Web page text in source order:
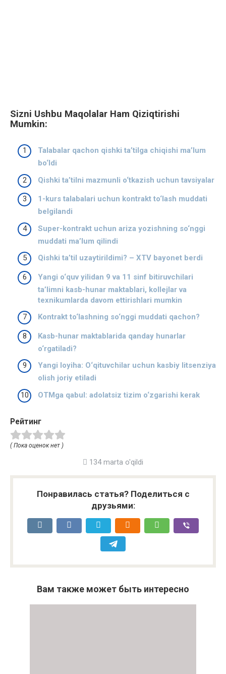
Sizni Ushbu Maqolalar Ham Qiziqtirishi
Mumkin:
Talabalar qachon qishki ta’tilga chiqishi ma’lum
bo‘ldi
Qishki ta’tilni mazmunli o‘tkazish uchun tavsiyalar
1-kurs talabalari uchun kontrakt to‘lash muddati
belgilandi
Super-kontrakt uchun ariza yozishning so‘nggi
muddati ma’lum qilindi
Qishki ta’til uzaytirildimi? – XTV bayonet berdi
Yangi o‘quv yilidan 9 va 11 sinf bitiruvchilari
ta’limni kasb-hunar maktablari, kollejlar va
texnikumlarda davom ettirishlari mumkin
Kontrakt to‘lashning so‘nggi muddati qachon?
Kasb-hunar maktablarida qanday hunarlar
o‘rgatiladi?
Yangi loyiha: O‘qituvchilar uchun kasbiy litsenziya
olish joriy etiladi
OTMga qabul: adolatsiz tizim o‘zgarishi kerak
Рейтинг
( Пока оценок нет )
134 marta o'qildi
Понравилась статья? Поделиться с
друзьями:
Вам также может быть интересно